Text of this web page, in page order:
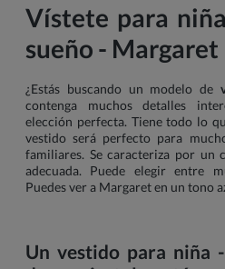
Vístete para
sueño - Margaret
¿Estás buscando un modelo de
contenga muchos detalles
elección perfecta. Tiene todo lo
vestido será perfecto para
familiares. Se caracteriza por
adecuada. Puede elegir entre
Puedes ver a Margaret en un tono
Un vestido para niña